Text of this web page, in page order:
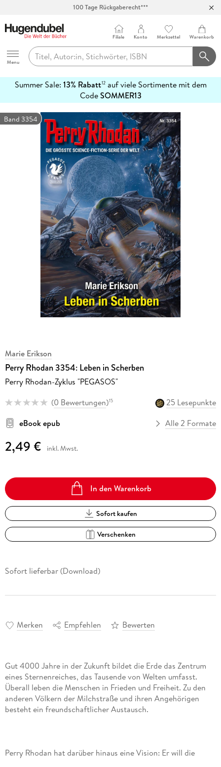
100 Tage Rückgaberecht***
Hugendubel
Menu
Filiale Konto Merkzettel Warenkorb
Summer Sale: 13% Rabatt12auf viele Sortimente mit dem
CodeSOMMER13
erfahren
Band 3354
Marie Erikson
Perry Rhodan 3354: Leben in Scherben
Perry Rhodan-Zyklus "PEGASOS"
(0 Bewertungen)15
25 Lesepunkte
eBook epub
Alle 2 Formate
2,49 € inkl. Mwst.
In den Warenkorb
Sofort kaufen
Verschenken
Sofort lieferbar (Download)
Merken Empfehlen Bewerten
Gut 4000 Jahre in der Zukunft bildet die Erde das Zentrum
eines Sternenreiches, das Tausende von Welten umfasst.
Überall leben die Menschen in Frieden und Freiheit. Zu den
anderen Völkern der Milchstraße und ihren Angehörigen
Perry Rhodan hat darüber hinaus eine ­Vision: Er will die